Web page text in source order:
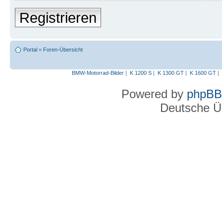
Registrieren
Portal » Foren-Übersicht
BMW-Motorrad-Bilder| K 1200 S| K 1300 GT| K 1600 GT|
Powered by phpBB
Deutsche